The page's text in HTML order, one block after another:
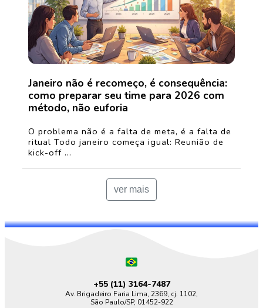
Janeiro não é recomeço, é consequência:
como preparar seu time para 2026 com
método, não euforia
O problema não é a falta de meta, é a falta de
ritual Todo janeiro começa igual: Reunião de
kick-off ...
ver mais
+55 (11) 3164-7487
Av. Brigadeiro Faria Lima, 2369, cj. 1102,
São Paulo/SP, 01452-922